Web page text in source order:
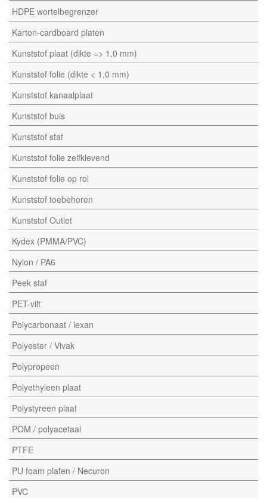
HDPE wortelbegrenzer
Karton-cardboard platen
Kunststof plaat (dikte => 1,0 mm)
Kunststof folie (dikte < 1,0 mm)
Kunststof kanaalplaat
Kunststof buis
Kunststof staf
Kunststof folie zelfklevend
Kunststof folie op rol
Kunststof toebehoren
Kunststof Outlet
Kydex (PMMA/PVC)
Nylon / PA6
Peek staf
PET-vilt
Polycarbonaat / lexan
Polyester / Vivak
Polypropeen
Polyethyleen plaat
Polystyreen plaat
POM / polyacetaal
PTFE
PU foam platen / Necuron
PVC